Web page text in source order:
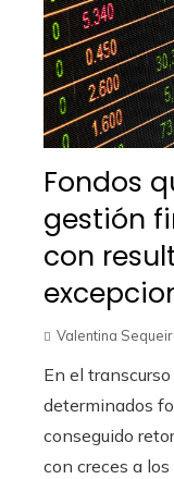
Fondos
gestión
con
Valentina
En el
determinados
conseguido
con creces a